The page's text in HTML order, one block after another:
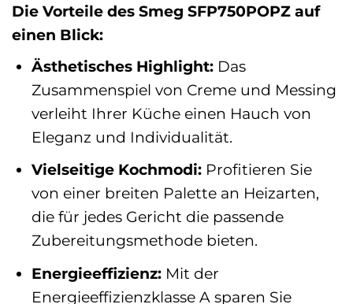
Die Vorteile des Smeg SFP750POPZ auf
einen Blick:
Ästhetisches Highlight:Das
Zusammenspiel von Creme und Messing
verleiht Ihrer Küche einen Hauch von
Eleganz und Individualität.
Vielseitige Kochmodi:Profitieren Sie
von einer breiten Palette an Heizarten,
die für jedes Gericht die passende
Zubereitungsmethode bieten.
Energieeffizienz:Mit der
Energieeffizienzklasse A sparen Sie